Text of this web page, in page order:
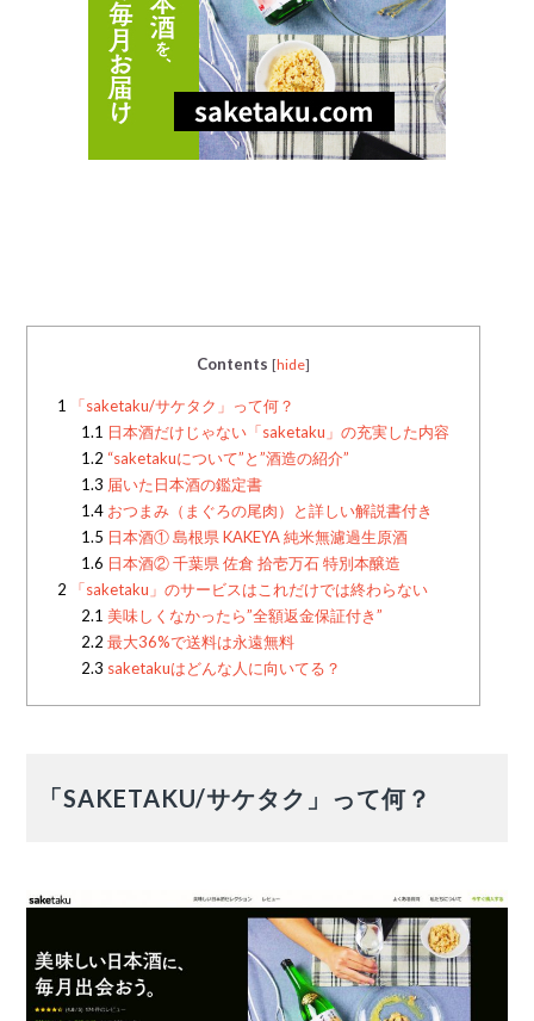
Contents [hide]
1
「saketaku/サケタク」って何？
1.1 日本酒だけじゃない「saketaku」の充実した内容
1.2 “saketakuについて”と”酒造の紹介”
1.3 届いた日本酒の鑑定書
1.4おつまみ（まぐろの尾肉）と詳しい解説書付き
1.5 日本酒① 島根県 KAKEYA 純米無濾過生原酒
1.6 日本酒② 千葉県 佐倉 拾壱万石 特別本醸造
2 「saketaku」のサービスはこれだけでは終わらない
2.1 美味しくなかったら”全額返金保証付き”
2.2 最大36%で送料は永遠無料
2.3 saketakuはどんな人に向いてる？
「SAKETAKU/サケタク」って何？